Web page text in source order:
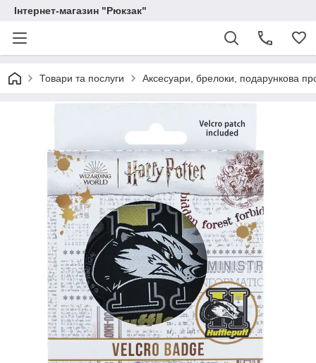
Інтернет-магазин "Рюкзак"
Товари та послуги Аксесуари, брелоки, подарункова